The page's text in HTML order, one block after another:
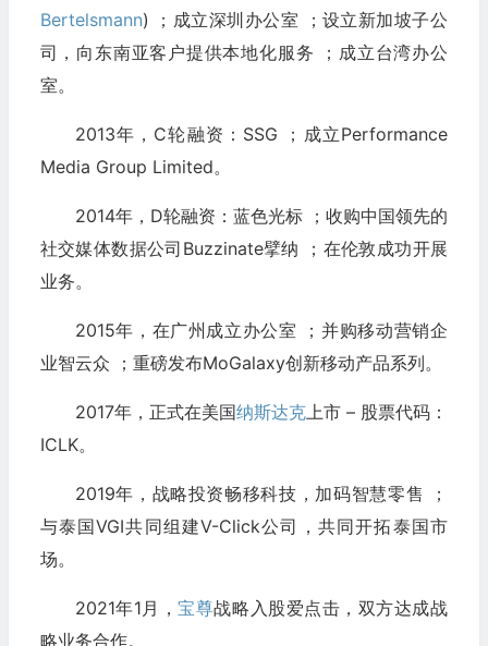
Bertelsmann) ；成立深圳办公室 ；设立新加坡子公
司，向东南亚客户提供本地化服务 ；成立台湾办公
室。
2013年，C轮融资：SSG ；成立Performance
Media Group Limited。
2014年，D轮融资：蓝色光标 ；收购中国领先的
社交媒体数据公司Buzzinate擘纳 ；在伦敦成功开展
业务。
2015年，在广州成立办公室 ；并购移动营销企
业智云众 ；重磅发布MoGalaxy创新移动产品系列。
2017年，正式在美国纳斯达克上市 – 股票代码：
ICLK。
2019年，战略投资畅移科技，加码智慧零售 ；
与泰国VGI共同组建V-Click公司，共同开拓泰国市
场。
2021年1月，宝尊战略入股爱点击，双方达成战
略业务合作。